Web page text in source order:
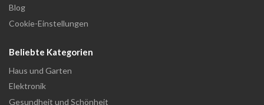
Blog
Cookie-Einstellungen
Beliebte Kategorien
Haus und Garten
Elektronik
Gesundheit und Schönheit